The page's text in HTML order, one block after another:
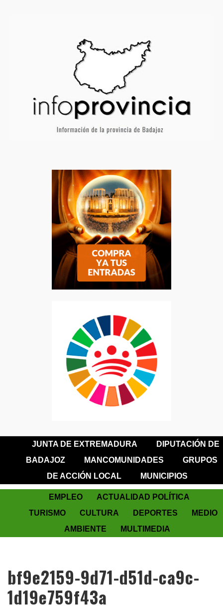
JUNTA DE EXTREMADURA
DIPUTACIÓN DE
BADAJOZ
MANCOMUNIDADES
GRUPOS
DE ACCIÓN LOCAL
MUNICIPIOS
EMPLEO
ACTUALIDAD POLÍTICA
TURISMO
CULTURA DEPORTES
MEDIO
AMBIENTE
MULTIMEDIA
bf9e2159-9d71-d51d-ca9c-
1d19e759f43a